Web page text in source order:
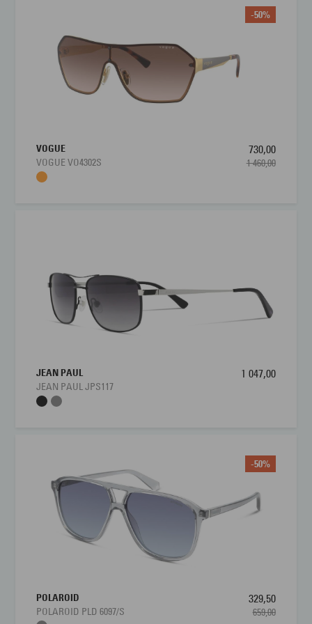
-50%
VOGUE
VOGUE VO4302S
730,00
1 460,00
JEAN PAUL
JEAN PAUL JPS117
1 047,00
-50%
POLAROID
POLAROID PLD 6097/S
329,50
659,00